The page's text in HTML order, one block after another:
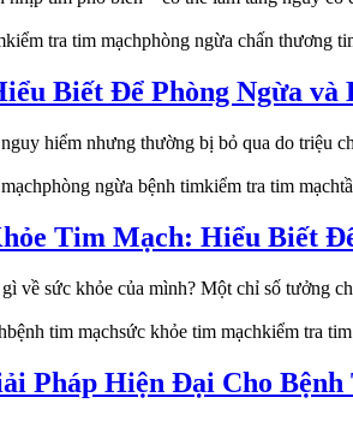
kiểm tra tim mạchphòng ngừa chấn thương
Biết Để Phòng Ngừa và
hiểm nhưng thường bị bỏ qua do triệu
phòng ngừa bệnh timkiểm tra tim mạch
Tim Mạch: Hiểu Biết
về sức khỏe của mình? Một chỉ số tưởng
bệnh tim mạchsức khỏe tim mạchkiểm tra
Pháp Hiện Đại Cho